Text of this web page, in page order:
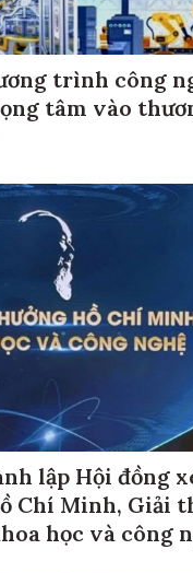
trình công
tâm vào
lập Hội đồng
Chí Minh, Giải
học và công